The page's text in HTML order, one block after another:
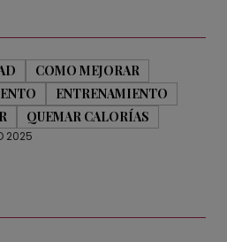
COMO MEJORAR
ENTRENAMIENTO
QUEMAR CALORÍAS
2025